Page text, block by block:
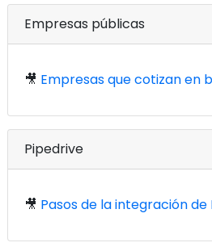
Empresas públicas
🎥 Empresas que cotizan en
Pipedrive
🎥 Pasos de la integración de